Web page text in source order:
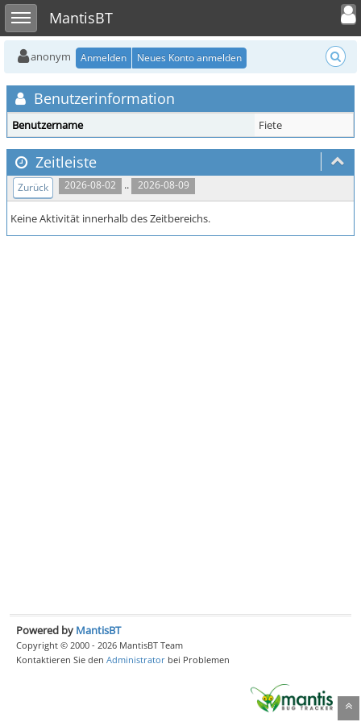
Toggle sidebarMantisBT
Toggle
anonym Anmelden Neues Konto anmelden
Benutzerinformation
Benutzername Fiete
Zeitleiste
2026-08-02 .. 2026-08-09
Zurück
Keine Aktivität innerhalb des Zeitbereichs.
Powered by MantisBT
Copyright © 2000 - 2026 MantisBT Team
Kontaktieren Sie den Administrator bei Problemen